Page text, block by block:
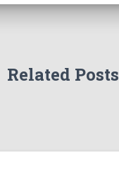
Related Posts